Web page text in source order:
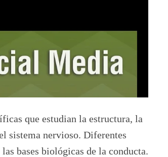
que estudian la estructura, la
sistema nervioso. Diferentes
bases biológicas de la conducta.